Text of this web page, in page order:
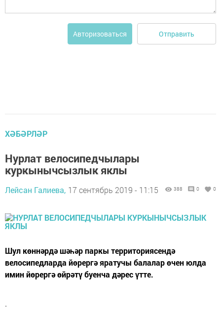
Авторизоваться Отправить
ХӘБӘРЛӘР
Нурлат велосипедчылары
куркынычсызлык яклы
Лейсан Галиева, 17 сентябрь 2019 - 11:15 388 0 0
Шул көннәрдә шәһәр паркы территориясендә
велосипедларда йөрергә яратучы балалар өчен юлда
имин йөрергә өйрәтү буенча дәрес үтте.
.